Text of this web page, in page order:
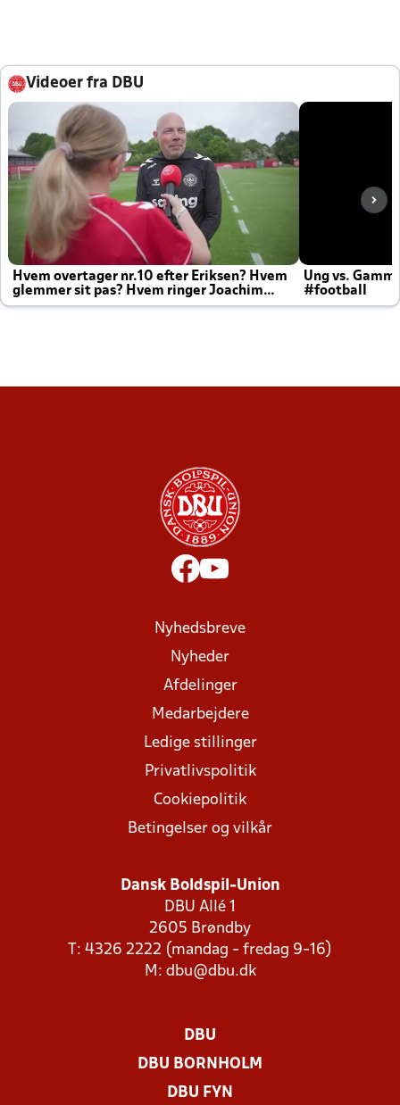
Videoer fra DBU
Hvem overtager nr.10 efter Eriksen? Hvem
glemmer sit pas? Hvem ringer Joachim
altid til efter kampe?
Ung vs.
#football
Nyhedsbreve
Nyheder
Afdelinger
Medarbejdere
Ledige stillinger
Privatlivspolitik
Cookiepolitik
Betingelser og vilkår
Dansk Boldspil-Union
DBU Allé 1
2605 Brøndby
T: 4326 2222 (mandag - fredag 9-16)
M: dbu@dbu.dk
DBU
DBU BORNHOLM
DBU FYN